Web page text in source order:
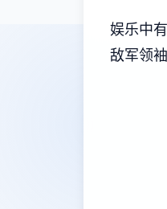
娱乐中
敌军领